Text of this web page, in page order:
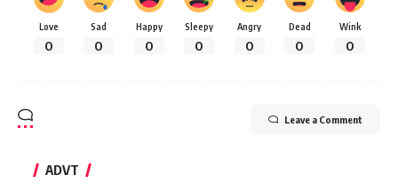
Love
0
Sad
0
Happy
0
Sleepy
0
Angry
0
Dead
0
Wink
0
Leave a Comment
ADVT